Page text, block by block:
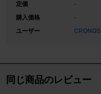
定価
-
購入価格
-
ユーザー
CRONOS
同じ商品のレビュー